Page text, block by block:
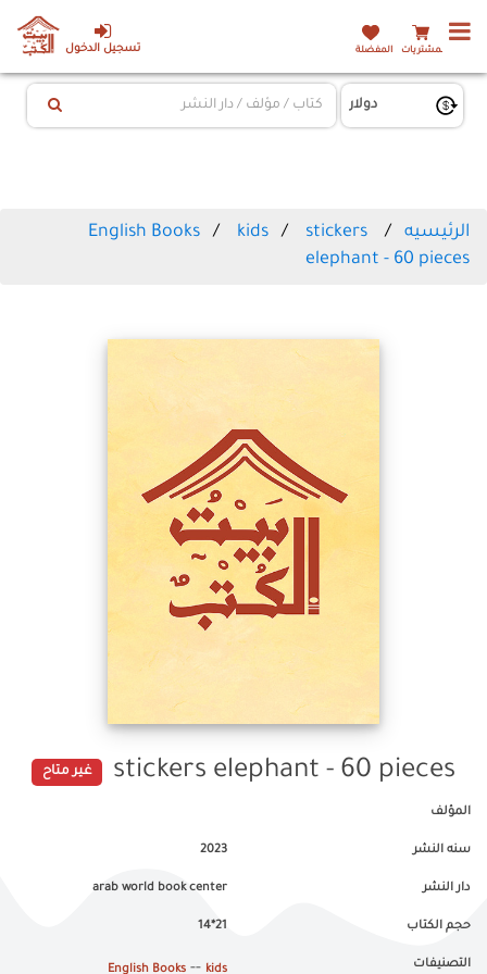
تسجيل الدخول المشتريات المفضلة
الرئيسيه English Books kids
stickers
elephant - 60 pieces
stickers elephant - 60 pieces غير متاح
المؤلف
سنه النشر 2023
دار النشر arab world book center
حجم الكتاب 21*14
التصنيفات English Books -- kids